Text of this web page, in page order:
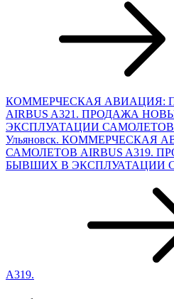
КОММЕРЧЕСКАЯ АВИАЦИЯ:
AIRBUS A321. ПРОДАЖА
ЭКСПЛУАТАЦИИ САМОЛЕТОВ
Ульяновск. КОММЕРЧЕСКАЯ
САМОЛЕТОВ AIRBUS A319.
БЫВШИХ В ЭКСПЛУАТАЦИИ
A319.